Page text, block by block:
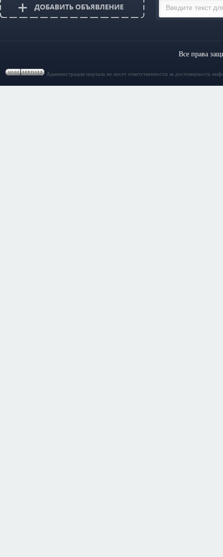
Все права
Администрация портала не несет ответственности за достоверность